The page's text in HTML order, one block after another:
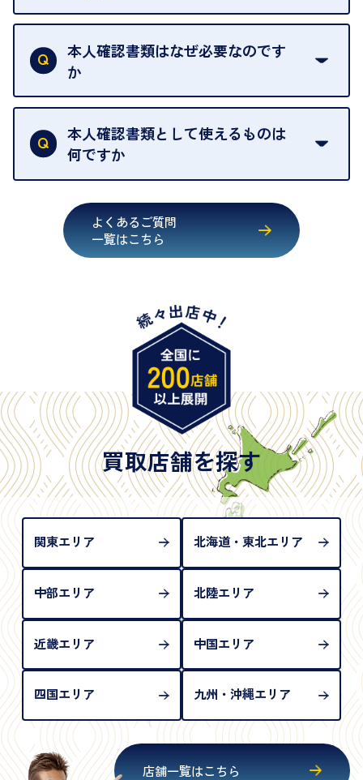
売却当日を含む8日間のうちに、お気軽にお申し出
出張買取のお品物は、8日間保管しております。
お品物の内容や点数によって異なりますが、店頭買
取の場合は1点あたり数分程度が目安です。大量の
お品物の場合は、お時間をいただくことがございま
本人確認書類はなぜ必要なのです
か
買取店は古物営業法により、お客様のご本人確認を
行うことが義務付けられています。安心してお取引
いただくためにも、ご協力をお願いいたします。
本人確認書類として使えるものは
何ですか
・健康保険証確認書
・マイナンバーカード
・在留カード
・旧パスポート
※原則として「公的機関が発行し、氏名、住所、生
年月日が記載されているもの
※日本国政府発行のもの
※2020年2月4日以降に申請された新型パスポートに
は「所持人記入欄（住所記載欄）」が存在しないた
め、単体では古物営業法上の本人確認書類として認
められない（住所確認ができないため）。補助書類
が必要となります
よくあるご質問
一覧はこちら
買取店舗を探す
関東エリア 北海道・東北エリア
中部エリア 北陸エリア
近畿エリア 中国エリア
四国エリア 九州・沖縄エリア
店舗一覧はこちら